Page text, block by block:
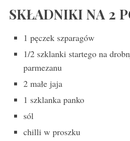
SKŁADNIKI NA 2
1 pęczek szparagów
1/2 szklanki startego na
parmezanu
2 małe jaja
1 szklanka panko
sól
chilli w proszku